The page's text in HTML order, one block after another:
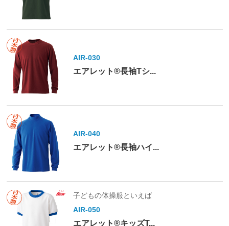
AIR-030
エアレット®長袖Tシ...
AIR-040
エアレット®長袖ハイ...
子どもの体操服といえば
AIR-050
エアレット®キッズT...